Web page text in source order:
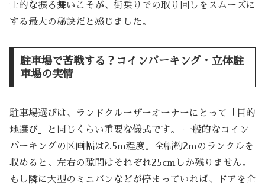
士的な振る舞いこそが、街乗りでの取り回しをスムーズに
する最大の秘訣だと感じました。
駐車場で苦戦する？コインパーキング・立体駐
車場の実情
駐車場選びは、ランドクルーザーオーナーにとって「目的
地選び」と同じくらい重要な儀式です。 一般的なコイン
パーキングの区画幅は2.5m程度。全幅約2mのランクルを
収めると、左右の隙間はそれぞれ25cmしか残りません。
もし隣に大型のミニバンなどが停まっていれば、ドアを全